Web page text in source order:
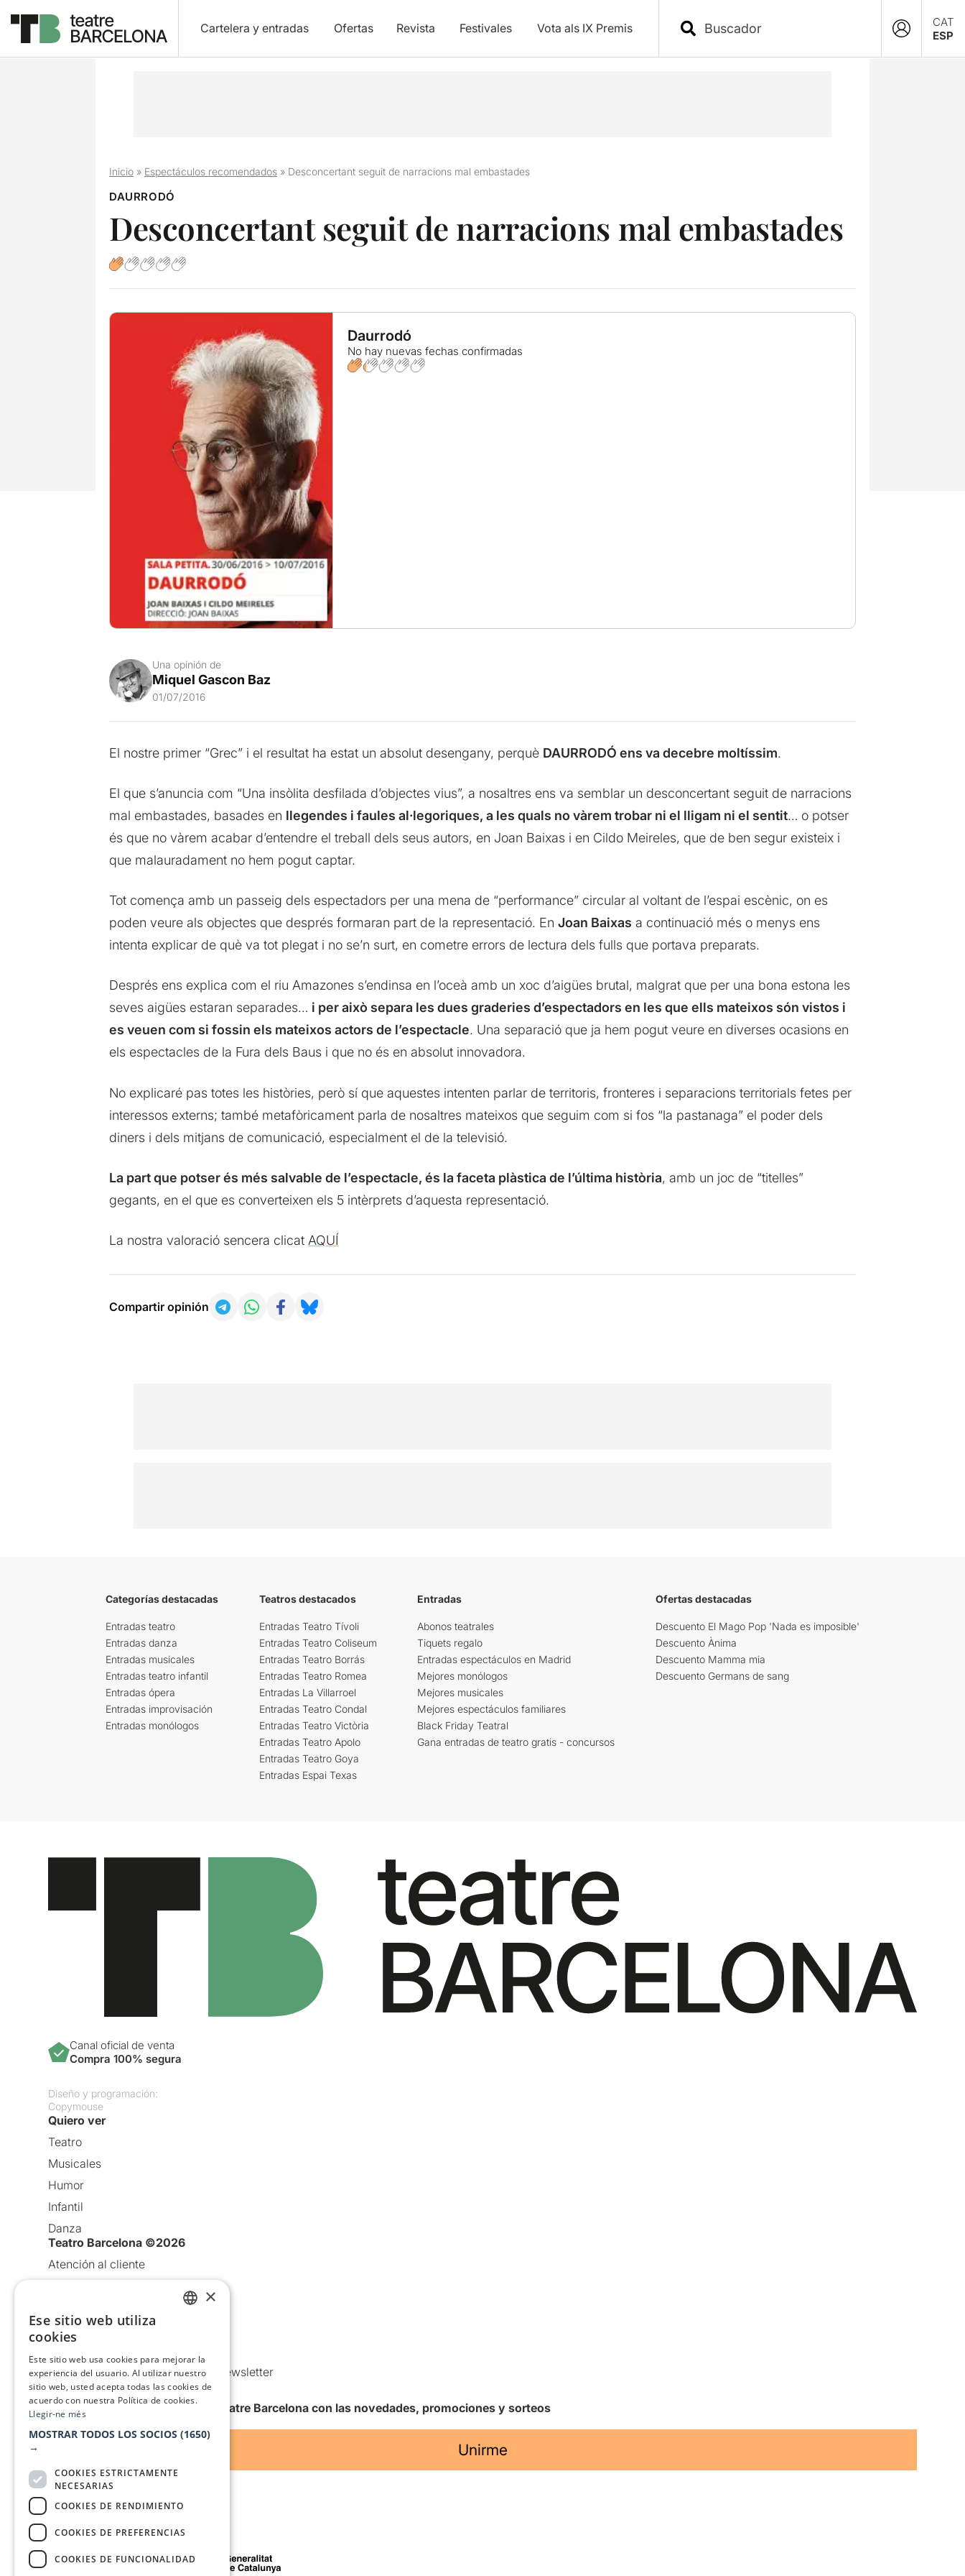
Cartelera y entradas Ofertas Revista Festivales Vota als IX Premis
CAT
ESP
Inicio» Espectáculos recomendados» Desconcertant seguit de narracions mal embastades
DAURRODÓ
Desconcertant seguit de narracions mal embastades
Daurrodó
No hay nuevas fechas confirmadas
Una opinión de
Miquel Gascon Baz
01/07/2016
El nostre primer “Grec” i el resultat ha estat un absolut desengany, perquè DAURRODÓ ens va decebre moltíssim.
El que s’anuncia com “Una insòlita desfilada d’objectes vius”, a nosaltres ens va semblar un desconcertant seguit de narracions
mal embastades, basades en llegendes i faules al·legoriques, a les quals no vàrem trobar ni el lligam ni el sentit… o potser
és que no vàrem acabar d’entendre el treball dels seus autors, en Joan Baixas i en Cildo Meireles, que de ben segur existeix i
que malauradament no hem pogut captar.
Tot comença amb un passeig dels espectadors per una mena de “performance” circular al voltant de l’espai escènic, on es
poden veure als objectes que després formaran part de la representació. En Joan Baixas a continuació més o menys ens
intenta explicar de què va tot plegat i no se’n surt, en cometre errors de lectura dels fulls que portava preparats.
Després ens explica com el riu Amazones s’endinsa en l’oceà amb un xoc d’aigües brutal, malgrat que per una bona estona les
seves aigües estaran separades… i per això separa les dues graderies d’espectadors en les que ells mateixos són vistos i
es veuen com si fossin els mateixos actors de l’espectacle. Una separació que ja hem pogut veure en diverses ocasions en
els espectacles de la Fura dels Baus i que no és en absolut innovadora.
No explicaré pas totes les històries, però sí que aquestes intenten parlar de territoris, fronteres i separacions territorials fetes per
interessos externs; també metafòricament parla de nosaltres mateixos que seguim com si fos “la pastanaga” el poder dels
diners i dels mitjans de comunicació, especialment el de la televisió.
La part que potser és més salvable de l’espectacle, és la faceta plàstica de l’última història, amb un joc de “titelles”
gegants, en el que es converteixen els 5 intèrprets d’aquesta representació.
La nostra valoració sencera clicat AQUÍ
Compartir opinión
Categorías destacadas
Entradas teatro
Entradas danza
Entradas musicales
Entradas teatro infantil
Entradas ópera
Entradas improvisación
Entradas monólogos
Teatros destacados
Entradas Teatro Tívoli
Entradas Teatro Coliseum
Entradas Teatro Borrás
Entradas Teatro Romea
Entradas La Villarroel
Entradas Teatro Condal
Entradas Teatro Victòria
Entradas Teatro Apolo
Entradas Teatro Goya
Entradas Espai Texas
Entradas
Abonos teatrales
Tiquets regalo
Entradas espectáculos en Madrid
Mejores monólogos
Mejores musicales
Mejores espectáculos familiares
Black Friday Teatral
Gana entradas de teatro gratis - concursos
Ofertas destacadas
Descuento El Mago Pop 'Nada es imposible'
Descuento Ànima
Descuento Mamma mia
Descuento Germans de sang
Canal oficial de venta
Compra 100% segura
Diseño y programación:
Copymouse
Quiero ver
Teatro
Musicales
Humor
Infantil
Danza
Teatro Barcelona ©2026
Atención al cliente
Política de Cookies
Comunicaciones comerciales y Newsletter
Anuncia’t
Quiero recibir la newsletter de Teatre Barcelona con las novedades, promociones y sorteos
Unirme
Con el apoyo de
×
Ese sitio web utiliza
cookies
Este sitio web usa cookies para mejorar la
experiencia del usuario. Al utilizar nuestro
sitio web, usted acepta todas las cookies de
acuerdo con nuestra Política de cookies.
Llegir-ne més
MOSTRAR TODOS LOS SOCIOS (1650)
→
COOKIES ESTRICTAMENTE
NECESARIAS
COOKIES DE RENDIMIENTO
COOKIES DE PREFERENCIAS
COOKIES DE FUNCIONALIDAD